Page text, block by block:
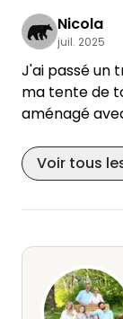
aucun doute !
charmant. Ici,
une réalité.
accueillis et
bonnes
tout était
j'aime les
cas ici chez
Nicola
juil. 2025
J'ai passé un
ma tente de
aménagé
Voir tous